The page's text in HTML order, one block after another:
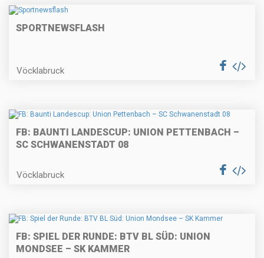
SPORTNEWSFLASH
Vöcklabruck
FB: BAUNTI LANDESCUP: UNION PETTENBACH –
SC SCHWANENSTADT 08
Vöcklabruck
FB: SPIEL DER RUNDE: BTV BL SÜD: UNION
MONDSEE – SK KAMMER